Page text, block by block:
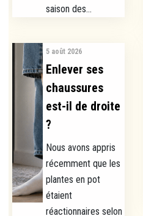
saison des...
5 août 2026
Enlever ses
chaussures
est-il de droite
?
Nous avons appris
récemment que les
plantes en pot
étaient
réactionnaires selon